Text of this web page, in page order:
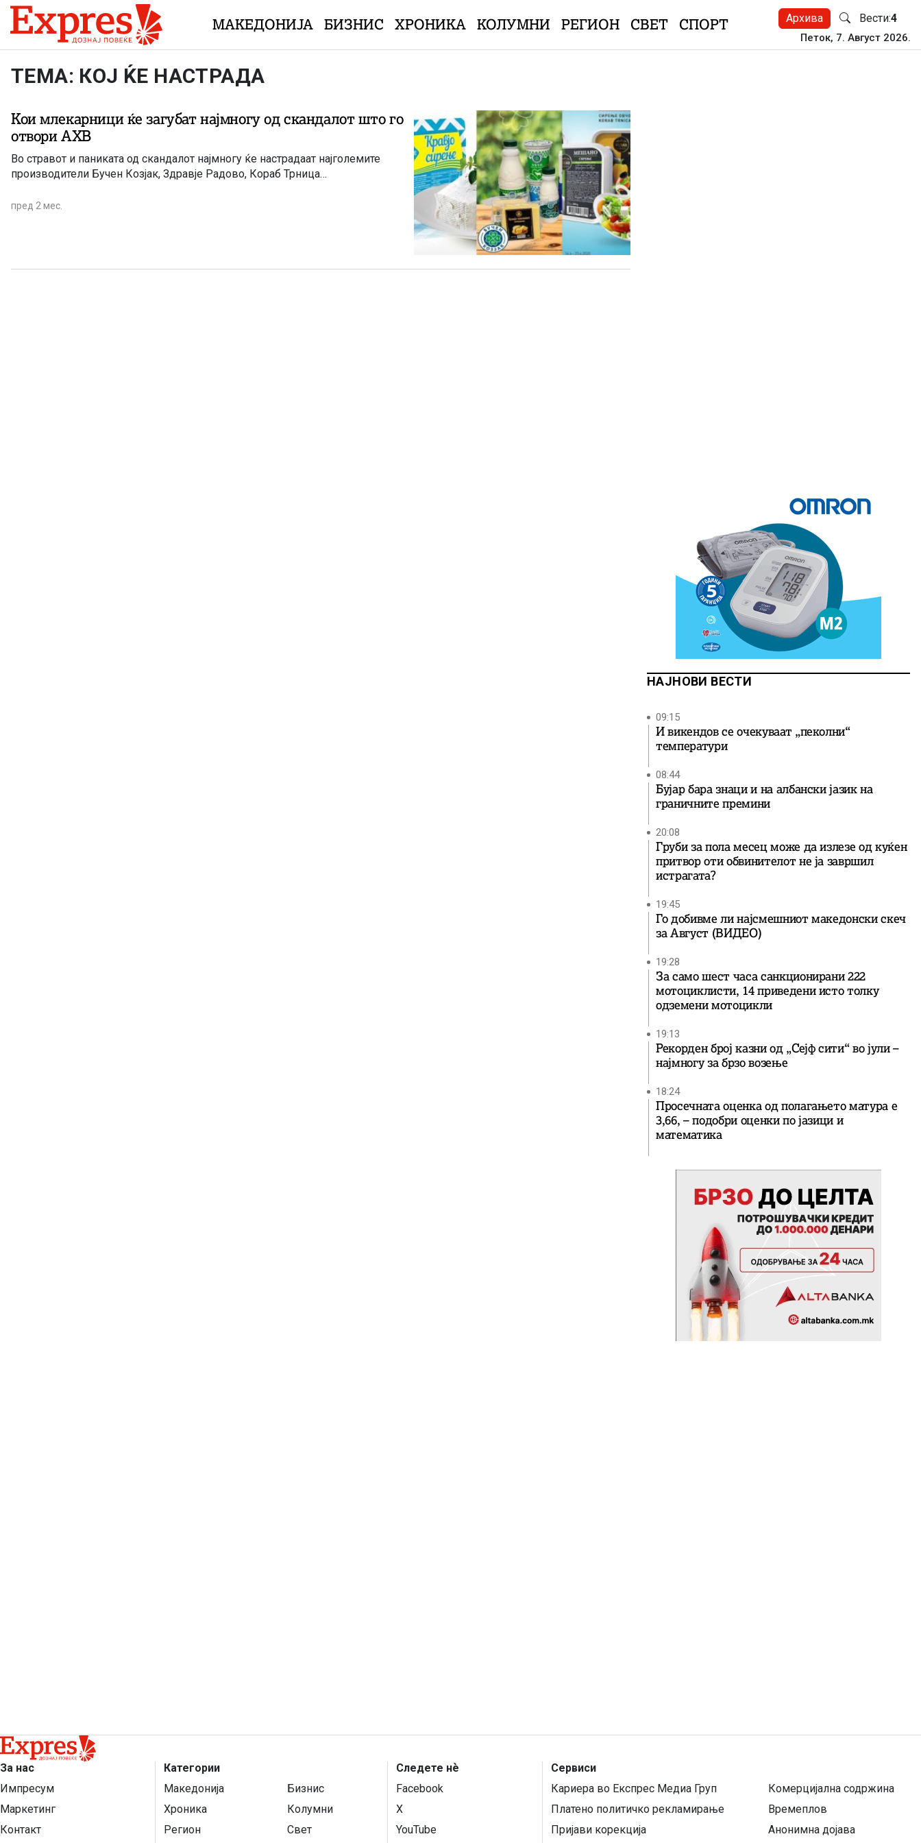
Skip to content
МАКЕДОНИЈА БИЗНИС ХРОНИКА КОЛУМНИ РЕГИОН СВЕТ СПОРТ Архива Вести:4
Петок, 7. Август 2026.
ТЕМА: КОЈ ЌЕ НАСТРАДА
Кои млекарници ќе загубат најмногу од скандалот што го
отвори АХВ
Во стравот и паниката од скандалот најмногу ќе настрадаат најголемите
производители Бучен Козјак, Здравје Радово, Кораб Трница…
пред 2 мес.
НАЈНОВИ ВЕСТИ
09:15
И викендов се очекуваат „пеколни“
температури
08:44
Бујар бара знаци и на албански јазик на
граничните премини
20:08
Груби за пола месец може да излезе од куќен
притвор оти обвинителот не ја завршил
истрагата?
19:45
Го добивме ли најсмешниот македонски скеч
за Август (ВИДЕО)
19:28
За само шест часа санкционирани 222
мотоциклисти, 14 приведени исто толку
одземени мотоцикли
19:13
Рекорден број казни од „Сејф сити“ во јули –
најмногу за брзо возење
18:24
Просечната оценка од полагањето матура е
3,66, – подобри оценки по јазици и
математика
За нас
Импресум
Маркетинг
Контакт
Категории
Македонија
Бизнис
Хроника
Колумни
Регион
Свет
Следете нѐ
Facebook
X
YouTube
Сервиси
Кариера во Експрес Медиа Груп
Комерцијална содржина
Платено политичко рекламирање
Времеплов
Пријави корекција
Анонимна дојава